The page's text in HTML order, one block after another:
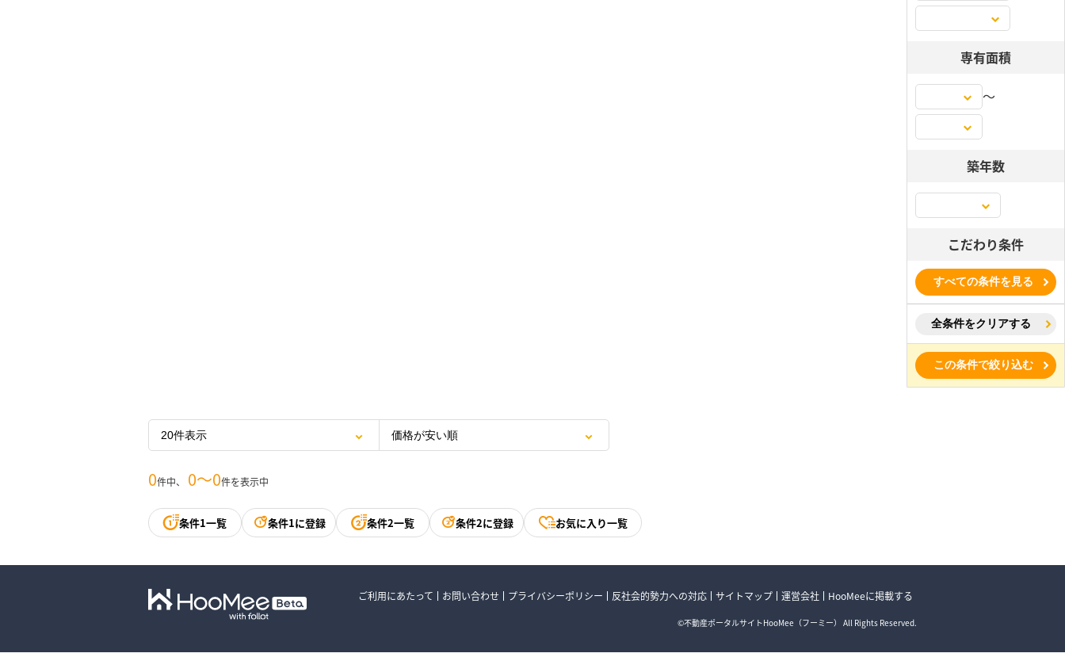
専有面積
〜
築年数
こだわり条件
すべての条件を見る
全条件をクリアする
この条件で絞り込む
0件中、 0〜0件を表示中
条件1一覧 条件1に登録 条件2一覧 条件2に登録 お気に入り一覧
ご利用にあたって お問い合わせ プライバシーポリシー 反社会的勢力への対応 サイトマップ 運営会社 HooMeeに掲載する
©不動産ポータルサイトHooMee（フーミー） All Rights Reserved.